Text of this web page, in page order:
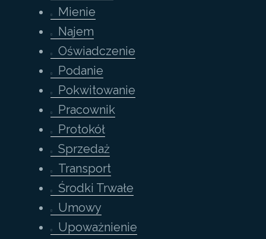
Mienie
Najem
Oświadczenie
Podanie
Pokwitowanie
Pracownik
Protokół
Sprzedaż
Transport
Środki Trwałe
Umowy
Upoważnienie